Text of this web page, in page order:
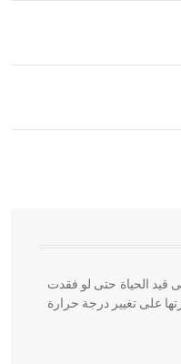
الهندسية التي ارتبطت
ومصر خاصة، حيث يحرص
الواجهات
قيد الحياة حتى لو فقدت
على تغيير درجة حرارة